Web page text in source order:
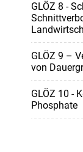
GLÖZ 8 -
GLÖZ 9 –
von
GLÖZ 10 -
Phosphate